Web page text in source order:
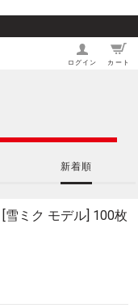
ログイン カート
新着順
雪ミク モデル] 100枚